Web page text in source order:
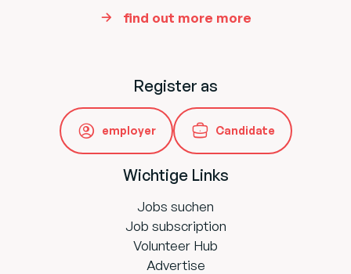
find out more more
Register as
employer Candidate
Wichtige Links
Jobs suchen
Job subscription
Volunteer Hub
Advertise